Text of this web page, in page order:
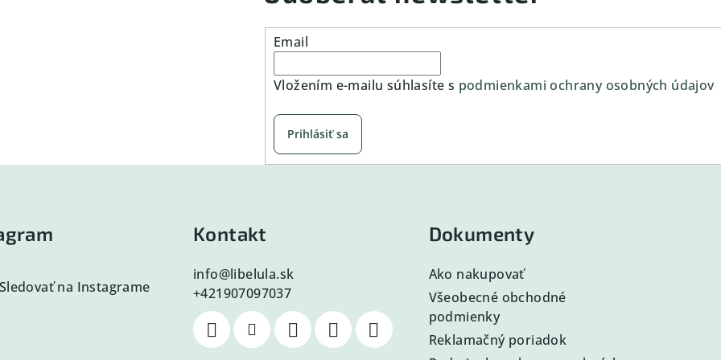
Email
Vložením e-mailu súhlasíte s podmienkami ochrany osobných údajov
Prihlásiť sa
Sledovať na Instagrame
Kontakt
info@libelula.sk
+421907097037
Dokumenty
Ako nakupovať
Všeobecné obchodné
podmienky
Reklamačný poriadok